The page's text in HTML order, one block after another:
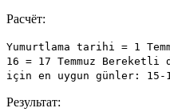
Расчёт:
Yumurtlama tarihi = 1
16 = 17 Temmuz Bereketli
için en uygun günler: 15-
Результат: